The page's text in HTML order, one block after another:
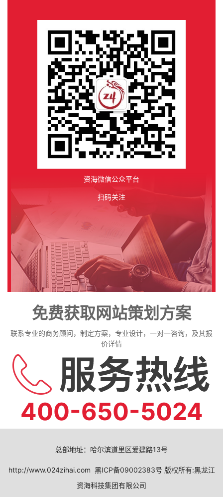
资海微信公众平台
扫码关注
免费获取网站策划方案
联系专业的商务顾问，制定方案，专业设计，一对一咨询，及其报
价详情
400-650-5024
总部地址：哈尔滨道里区爱建路13号
http://www.024zihai.com 黑ICP备09002383号 版权所有:黑龙江
资海科技集团有限公司